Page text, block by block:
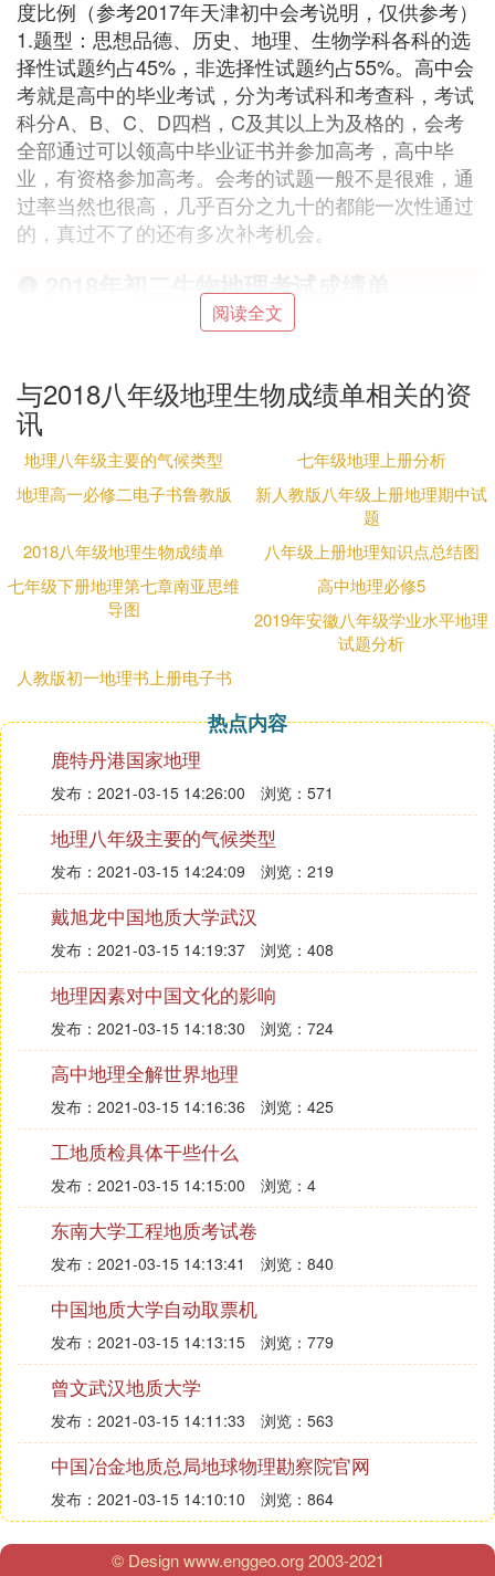
度比例（参考2017年天津初中会考说明，仅供参考）
1.题型：思想品德、历史、地理、生物学科各科的选
择性试题约占45%，非选择性试题约占55%。高中会
考就是高中的毕业考试，分为考试科和考查科，考试
科分A、B、C、D四档，C及其以上为及格的，会考
全部通过可以领高中毕业证书并参加高考，高中毕
业，有资格参加高考。会考的试题一般不是很难，通
过率当然也很高，几乎百分之九十的都能一次性通过
的，真过不了的还有多次补考机会。
❹ 2018年初二生物地理考试
找到市的查询分数网站！！输入自己的考生号，座位
校就会通知你来领成绩单！
❺ 请问八年级地理生物的分数怎么查询
八年级地抄理生物中考成绩 1、2016年中考成绩预计
在考后十天左右公布，准确的公布时间及中考成绩请
注意学校通知。网络知道无法提供全国各地中考成绩
及中考分数线的查询，请到学校或按照学校提供的查
询方式查询中考成绩及各招生学校的中考分数线。
2、由于中考是各省市自主组织考试和录取工作，不
同省市的中考录取时间都是不一样的，中考考生在中
考成绩公布后，要按照学校的时间安排及时查询各招
❻ 初二年级的地理和生物结业考试成绩怎
么查询
步骤一、：搜索学信网，然后选择要进入的官方网
站，如图所示。
❼ 关于生物地理八年级中考成绩
100×0.3=30,
95×0.3=28.5，
也就是说一门相差（30-28.5）=1.5分，
那么生物、地理两门就差3分。
没错的。
❽ 怎样查询初二生物地理的成绩
根据自己的市区网络搜索2014年谋市地理生物成绩查
询，需要的是准考证号和身份证后四位。
阅读全文
与2018八年级地理生物成绩单相关的资
讯
地理八年级主要的气候类型
七年级地理上册分析
地理高一必修二电子书鲁教版
新人教版八年级上册地理期中试
题
2018八年级地理生物成绩单
八年级上册地理知识点总结图
七年级下册地理第七章南亚思维
导图
高中地理必修5
2019年安徽八年级学业水平地理
试题分析
人教版初一地理书上册电子书
热点内容
鹿特丹港国家地理
发布：2021-03-15 14:26:00 浏览：571
地理八年级主要的气候类型
发布：2021-03-15 14:24:09 浏览：219
戴旭龙中国地质大学武汉
发布：2021-03-15 14:19:37 浏览：408
地理因素对中国文化的影响
发布：2021-03-15 14:18:30 浏览：724
高中地理全解世界地理
发布：2021-03-15 14:16:36 浏览：425
工地质检具体干些什么
发布：2021-03-15 14:15:00 浏览：4
东南大学工程地质考试卷
发布：2021-03-15 14:13:41 浏览：840
中国地质大学自动取票机
发布：2021-03-15 14:13:15 浏览：779
曾文武汉地质大学
发布：2021-03-15 14:11:33 浏览：563
中国冶金地质总局地球物理勘察院官网
发布：2021-03-15 14:10:10 浏览：864
© Design www.enggeo.org 2003-2021